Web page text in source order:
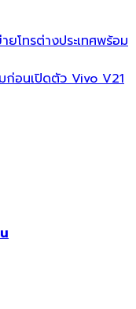
ยโทรต่างประเทศพร้อม
ก่อนเปิดตัว Vivo V21